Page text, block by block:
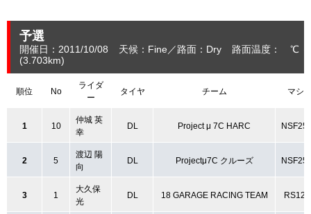
予選
開催日：2011/10/08 天候：Fine 路面：Dry
路面温度： ℃
(3.703km)
順位 No
ライダ
ー
タイヤ チーム マシ
1 10
仲城 英
幸
DL Project μ 7C HARC
2 5
渡辺 陽
向
DL Projectμ7C クルーズ
3 1
大久保
光
DL 18 GARAGE RACING TEAM